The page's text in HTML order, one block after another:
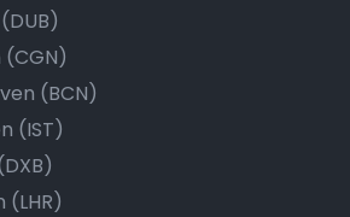
(BCN)
(IST)
(LHR)